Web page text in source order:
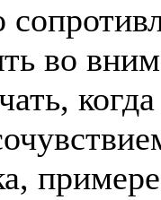
во
примере.